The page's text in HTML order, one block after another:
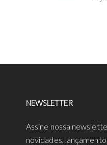
NEWSLETTER
Assine nossa
novidades,